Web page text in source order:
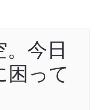
今日
困って